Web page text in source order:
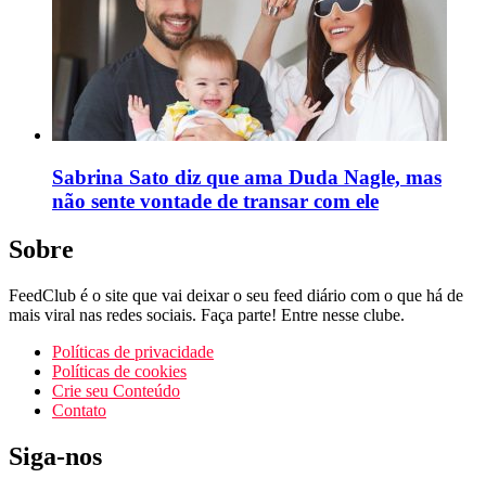
Sabrina Sato diz que ama Duda Nagle, mas
não sente vontade de transar com ele
Sobre
FeedClub é o site que vai deixar o seu feed diário com o que há de
mais viral nas redes sociais. Faça parte! Entre nesse clube.
Políticas de privacidade
Políticas de cookies
Crie seu Conteúdo
Contato
Siga-nos